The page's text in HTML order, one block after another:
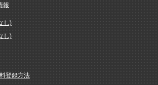
報
し)
し)
登録方法